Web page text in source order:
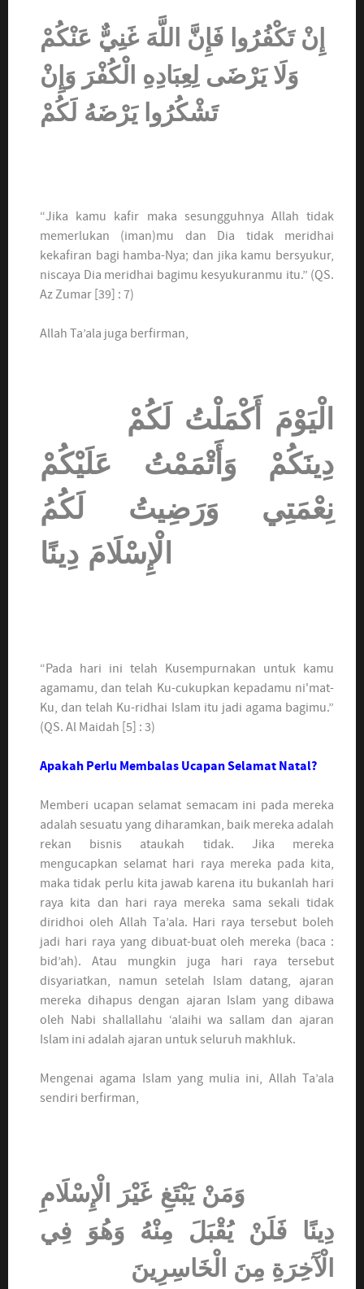
نْ تَكْفُرُوا فَإِنَّ اللَّهَ غَنِيٌّ عَنْكُمْ
وَلَا يَرْضَى لِعِبَادِهِ الْكُفْرَ وَإِنْ
تَشْكُرُوا يَرْضَهُ لَكُمْ
“Jika kamu kafir maka sesungguhnya Allah tidak
memerlukan (iman)mu dan Dia tidak meridhai
kekafiran bagi hamba-Nya; dan jika kamu bersyukur,
niscaya Dia meridhai bagimu kesyukuranmu itu.” (QS.
Az Zumar [39] : 7)
Allah Ta’ala juga berfirman,
الْيَوْمَ أَكْمَلْتُ لَكُمْ
دِينَكُمْ وَأَتْمَمْتُ عَلَيْكُمْ
نِعْمَتِي وَرَضِيتُ لَكُمُ
“Pada hari ini telah Kusempurnakan untuk kamu
agamamu, dan telah Ku-cukupkan kepadamu ni'mat-
Ku, dan telah Ku-ridhai Islam itu jadi agama bagimu.”
(QS. Al Maidah [5] : 3)
Apakah Perlu Membalas Ucapan Selamat Natal?
Memberi ucapan selamat semacam ini pada mereka
adalah sesuatu yang diharamkan, baik mereka adalah
rekan bisnis ataukah tidak. Jika mereka
mengucapkan selamat hari raya mereka pada kita,
maka tidak perlu kita jawab karena itu bukanlah hari
raya kita dan hari raya mereka sama sekali tidak
diridhoi oleh Allah Ta’ala. Hari raya tersebut boleh
jadi hari raya yang dibuat-buat oleh mereka (baca :
bid’ah). Atau mungkin juga hari raya tersebut
disyariatkan, namun setelah Islam datang, ajaran
mereka dihapus dengan ajaran Islam yang dibawa
oleh Nabi shallallahu ‘alaihi wa sallam dan ajaran
Islam ini adalah ajaran untuk seluruh makhluk.
Mengenai agama Islam yang mulia ini, Allah Ta’ala
sendiri berfirman,
وَمَنْ يَبْتَغِ غَيْرَ الْإِسْلَامِ
دِينًا فَلَنْ يُقْبَلَ مِنْهُ وَهُوَ فِي
الْآَخِرَةِ مِنَ الْخَاسِرِينَ